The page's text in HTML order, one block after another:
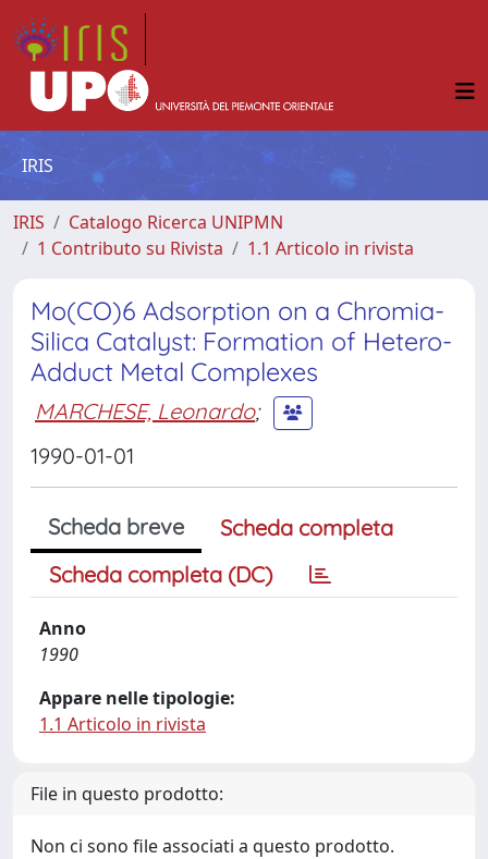
IRIS
IRIS
Catalogo Ricerca UNIPMN
1 Contributo su Rivista
1.1 Articolo in rivista
Mo(CO)6 Adsorption on a Chromia-
Silica Catalyst: Formation of Hetero-
Adduct Metal Complexes
MARCHESE, Leonardo;
1990-01-01
Scheda breve
Scheda completa
Scheda completa (DC)
Anno
1990
Appare nelle tipologie:
1.1 Articolo in rivista
File in questo prodotto:
Non ci sono file associati a questo prodotto.